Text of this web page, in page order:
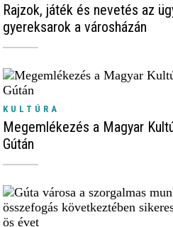
Rajzok, játék és nevetés az
gyereksarok a városházán
KULTÚRA
Megemlékezés a Magyar
Gútán